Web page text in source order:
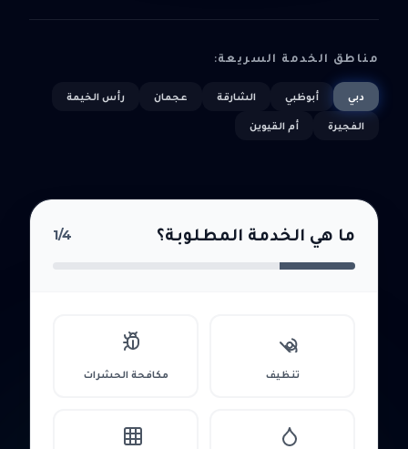
مناطق الخدمة السريعة:
دبي أبوظبي الشارقة عجمان رأس الخيمة
الفجيرة أم القيوين
ما هي الخدمة المطلوبة؟ 1/4
تنظيف مكافحة الحشرات